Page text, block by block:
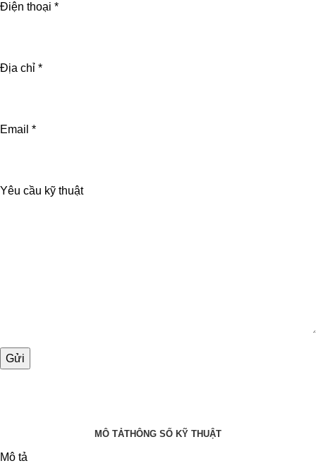
Điện thoại *
Địa chỉ *
Email *
Yêu cầu kỹ thuật
MÔ TẢTHÔNG SỐ KỸ THUẬT
Mô tả